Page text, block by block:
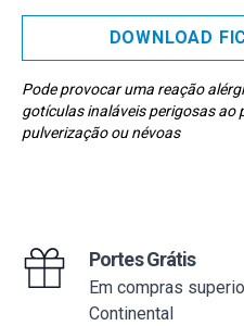
DOWNLOAD
Pode provocar uma reação
gotículas inaláveis perigosas ao
pulverização ou névoas
Portes Grátis
Em compras
Continental